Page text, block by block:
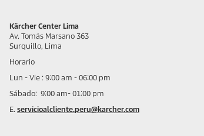
Kärcher Center Lima
Av. Tomás Marsano 363
Surquillo, Lima
Horario
Lun - Vie : 9:00 am - 06:00 pm
Sábado: 9:00 am- 01:00 pm
E. servicioalcliente.peru@karcher.com